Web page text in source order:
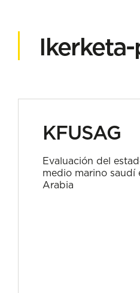
KFUSAG
Evaluación del
medio marino saudí
Arabia